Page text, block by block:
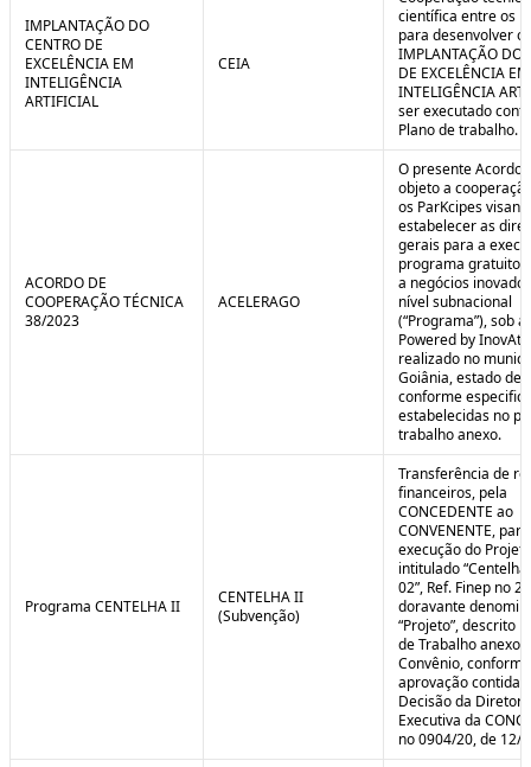
IMPLANTAÇÃO DO
CENTRO DE
EXCELÊNCIA EM
INTELIGÊNCIA
ARTIFICIAL
CEIA
científica entre os
para desenvolver o
IMPLANTAÇÃO DO
DE EXCELÊNCIA EM
INTELIGÊNCIA
ser executado
Plano de trabalho.
ACORDO DE
COOPERAÇÃO TÉCNICA
38/2023
ACELERAGO
O presente Acordo
objeto a
os ParKcipes
estabelecer as
gerais para a
programa gratuito
a negócios
nível subnacional
(“Programa”), sob
Powered by
realizado no
Goiânia, estado de
conforme
estabelecidas no
trabalho anexo.
Programa CENTELHA II
CENTELHA II
(Subvenção)
Transferência de
financeiros, pela
CONCEDENTE ao
CONVENENTE,
execução do Projeto
intitulado
02”, Ref. Finep no
doravante
“Projeto”, descrito
de Trabalho anexo
Convênio, conforme
aprovação contida
Decisão da
Executiva da
no 0904/20, de 12/